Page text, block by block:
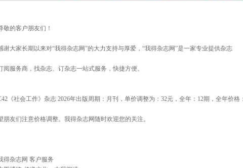
敬的客户朋友们！
谢大家长期以来对“我得杂志网”的大力支持与厚爱，“我得杂志网”是一家专业提供杂志
阅服务商，找杂志、订杂志一站式服务，快捷方便。
《社会工作》杂志 2026年出版周期：月刊，单价调整为：32元，全年：12期，全年价格
朋友们注意价格调整。我得杂志网随时欢迎您的关注。
得杂志网 客户服务